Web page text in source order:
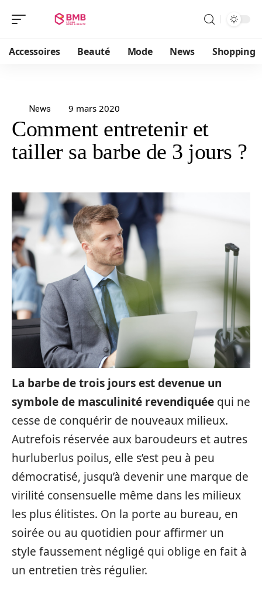
Accessoires Beauté Mode News Shopping
News 9 mars 2020
Comment entretenir et
tailler sa barbe de 3 jours ?
La barbe de trois jours est devenue un
symbole de masculinité revendiquée qui ne
cesse de conquérir de nouveaux milieux.
Autrefois réservée aux baroudeurs et autres
hurluberlus poilus, elle s’est peu à peu
démocratisé, jusqu’à devenir une marque de
virilité consensuelle même dans les milieux
les plus élitistes. On la porte au bureau, en
soirée ou au quotidien pour affirmer un
style faussement négligé qui oblige en fait à
un entretien très régulier.